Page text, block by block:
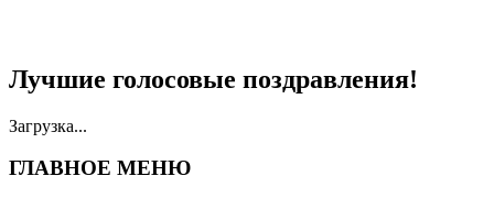
Лучшие голосовые поздравления!
Загрузка...
ГЛАВНОЕ МЕНЮ